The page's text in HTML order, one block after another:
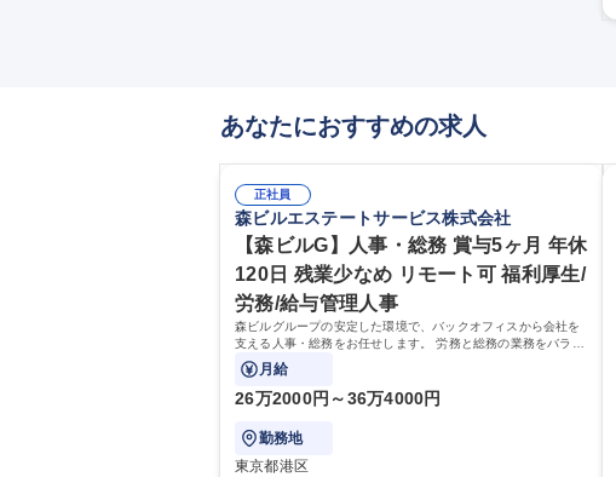
あなたにおすすめの求人
正社員
森ビルエステートサービス株式会社
【森ビルG】人事・総務 賞与5ヶ月 年休
120日 残業少なめ リモート可 福利厚生/
労務/給与管理人事
森ビルグループの安定した環境で、バックオフィスから会社を
支える人事・総務をお任せします。 労務と総務の業務をバラン
スよく担当し、ゆくゆくは制度改定などのコア業務にも挑戦で
きる、やりがいある環境です。
月給
26万2000円～36万4000円
勤務地
東京都港区